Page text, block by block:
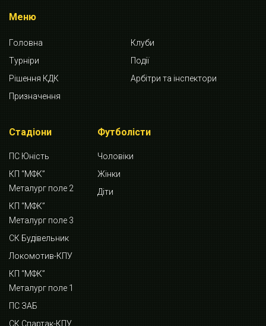
Меню
Головна
Клуби
Турніри
Події
Рішення КДК
Арбітри та інспектори
Призначення
Стадіони
ПС Юність
КП “МФК”
Металург поле 2
КП “МФК”
Металург поле 3
СК Будівельник
Локомотив-КПУ
КП “МФК”
Металург поле 1
ПС ЗАБ
СК Спартак-КПУ
Футболісти
Чоловіки
Жінки
Діти